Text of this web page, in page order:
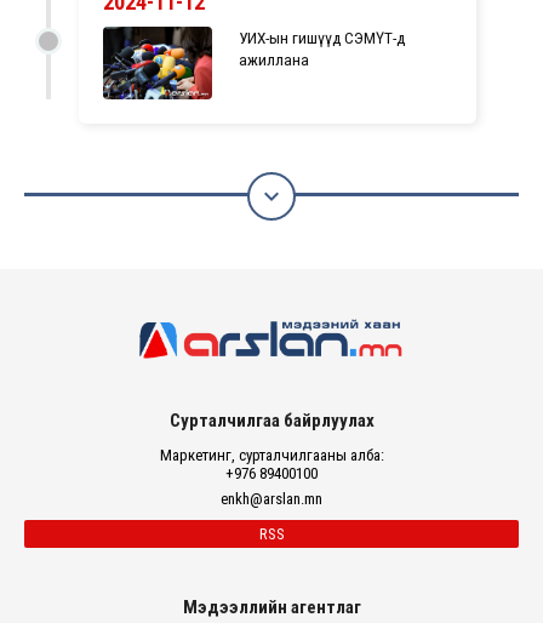
УИХ-ын гишүүд СЭМҮТ-д
ажиллана

Сурталчилгаа байрлуулах
Маркетинг, сурталчилгааны алба:
+976 89400100
enkh@arslan.mn
RSS
Мэдээллийн агентлаг